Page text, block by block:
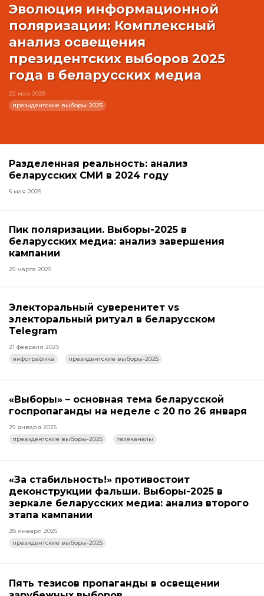
Эволюция информационной
поляризации: Комплексный
анализ освещения
президентских выборов 2025
года в беларусских медиа
22 мая 2025
президентские выборы-2025
Разделенная реальность: анализ
беларусских СМИ в 2024 году
6 мая 2025
Пик поляризации. Выборы-2025 в
беларусских медиа: анализ завершения
кампании
25 марта 2025
Электоральный суверенитет vs
электоральный ритуал в беларусском
Telegram
21 февраля 2025
инфографика
президентские выборы-2025
«Выборы» – основная тема беларусской
госпропаганды на неделе с 20 по 26 января
29 января 2025
президентские выборы-2025
телеканалы
«За стабильность!» противостоит
деконструкции фальши. Выборы-2025 в
зеркале беларусских медиа: анализ второго
этапа кампании
28 января 2025
президентские выборы-2025
Пять тезисов пропаганды в освещении